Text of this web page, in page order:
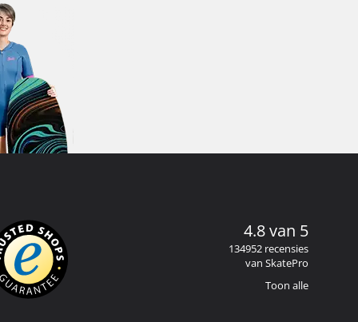
4.8 van 5
134952 recensies
van SkatePro
Toon alle